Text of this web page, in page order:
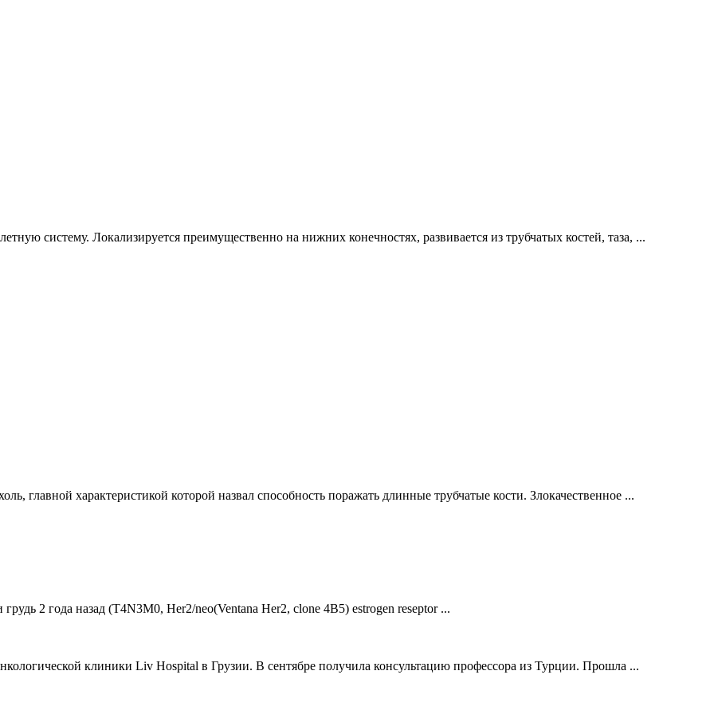
систему. Локализируется преимущественно на нижних конечностях, развивается из трубчатых костей, таза, ...
характеристикой которой назвал способность поражать длинные трубчатые кости. Злокачественное ...
2 года назад (Т4N3M0, Her2/neo(Ventana Her2, clone 4B5) estrogen reseptor ...
клиники Liv Hospital в Грузии. В сентябре получила консультацию профессора из Турции. Прошла ...